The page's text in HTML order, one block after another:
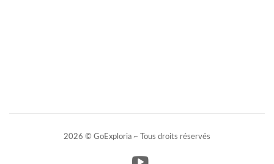
2026 © GoExploria ~ Tous droits réservés